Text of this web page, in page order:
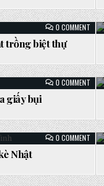
BIỆT
THỰ
0 COMMENTON
CÂY
BIỆT
THỰ
trồng biệt thự
0 COMMENTON
CÂY
giấy bụi
0 COMMENTON
CÂY
Nhật